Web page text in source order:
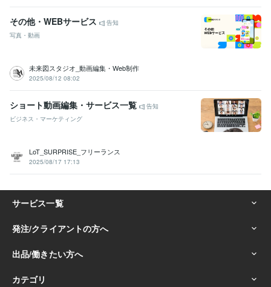
その他・WEBサービス
告知
写真・動画
未来図スタジオ_動画編集・Web制作
2025/08/12 08:02
ショート動画編集・サービス一覧
告知
ビジネス・マーケティング
LoT_SURPRISE_フリーランス
2025/08/17 17:13